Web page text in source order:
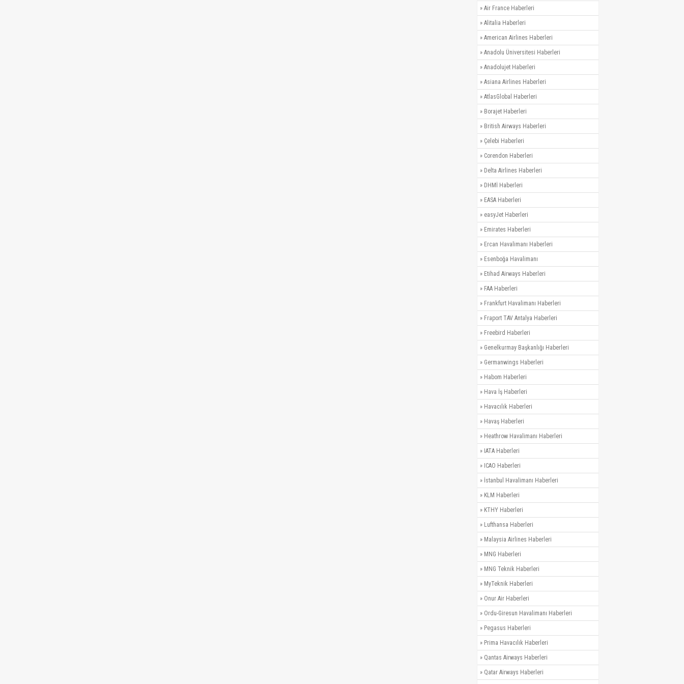
» Air France Haberleri
» Alitalia Haberleri
» American Airlines Haberleri
» Anadolu Üniversitesi Haberleri
» Anadolujet Haberleri
» Asiana Airlines Haberleri
» AtlasGlobal Haberleri
» Borajet Haberleri
» British Airways Haberleri
» Çelebi Haberleri
» Corendon Haberleri
» Delta Airlines Haberleri
» DHMİ Haberleri
» EASA Haberleri
» easyJet Haberleri
» Emirates Haberleri
» Ercan Havalimanı Haberleri
» Esenboğa Havalimanı
» Etihad Airways Haberleri
» FAA Haberleri
» Frankfurt Havalimanı Haberleri
» Fraport TAV Antalya Haberleri
» Freebird Haberleri
» Genelkurmay Başkanlığı Haberleri
» Germanwings Haberleri
» Habom Haberleri
» Hava İş Haberleri
» Havacılık Haberleri
» Havaş Haberleri
» Heathrow Havalimanı Haberleri
» IATA Haberleri
» ICAO Haberleri
» İstanbul Havalimanı Haberleri
» KLM Haberleri
» KTHY Haberleri
» Lufthansa Haberleri
» Malaysia Airlines Haberleri
» MNG Haberleri
» MNG Teknik Haberleri
» MyTeknik Haberleri
» Onur Air Haberleri
» Ordu-Giresun Havalimanı Haberleri
» Pegasus Haberleri
» Prima Havacılık Haberleri
» Qantas Airways Haberleri
» Qatar Airways Haberleri